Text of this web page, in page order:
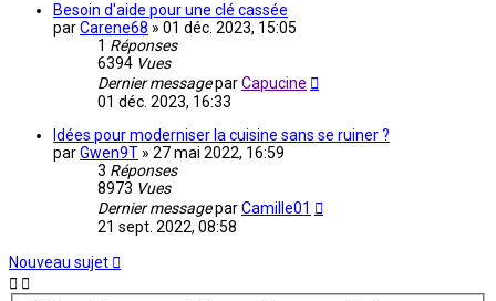
Besoin d'aide pour une clé cassée
parCarene68 » 01 déc. 2023, 15:05
1 Réponses
6394 Vues
Dernier messageparCapucine
01 déc. 2023, 16:33
Idées pour moderniser la cuisine sans se ruiner ?
parGwen9T » 27 mai 2022, 16:59
3 Réponses
8973 Vues
Dernier messageparCamille01
21 sept. 2022, 08:58
Nouveau sujet